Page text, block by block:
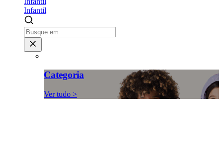
Infantil
Categoria
Ver tudo >